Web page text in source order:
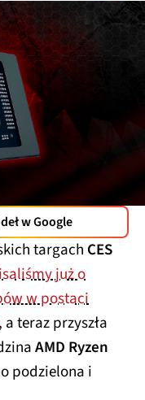
w Google
targach CES
już o
w postaci
, a teraz przyszła
AMD Ryzen
podzielona i